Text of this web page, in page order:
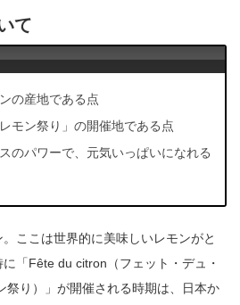
て
の産地である点
モン祭り」の開催地である点
のパワーで、元気いっぱいになれる
ここは世界的に美味しいレモンがと
「Fête du citron（フェット・デュ・
祭り）」が開催される時期は、日本か